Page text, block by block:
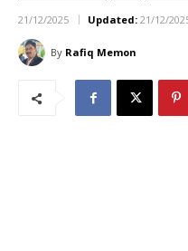
21/12/2025 Updated: 21/12/
By Rafiq Memon